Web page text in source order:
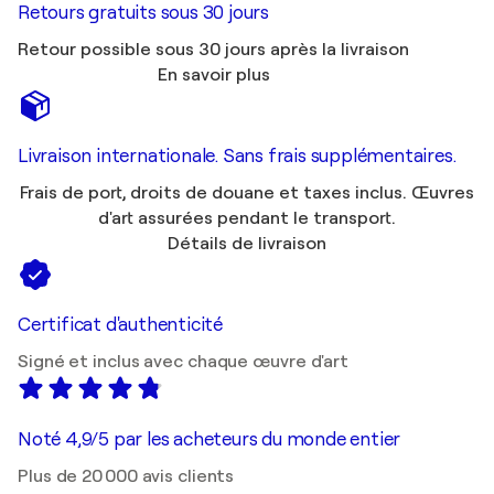
Retours gratuits sous 30 jours
Retour possible sous 30 jours après la livraison
En savoir plus
Livraison internationale. Sans frais supplémentaires.
Frais de port, droits de douane et taxes inclus. Œuvres
d'art assurées pendant le transport.
Détails de livraison
Certificat d'authenticité
Signé et inclus avec chaque œuvre d'art
Noté 4,9/5 par les acheteurs du monde entier
Plus de 20 000 avis clients